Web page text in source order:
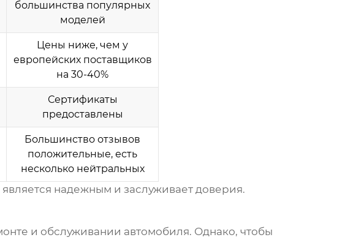
большинства популярных
моделей
Цены ниже, чем у
европейских поставщиков
на 30-40%
Сертификаты
предоставлены
Большинство отзывов
положительные, есть
несколько нейтральных
надежным и заслуживает доверия.
и обслуживании автомобиля. Однако, чтобы